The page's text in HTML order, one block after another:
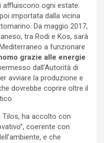
affluiscono ogni estate.
importata dalla vicina
Da maggio 2017,
tra Rodi e Kos, sarà
a funzionare
grazie alle energie
dall’Autorità di
avviare la produzione e
dovrebbe coprire oltre il
Tilos, ha accolto con
coerente con
e che